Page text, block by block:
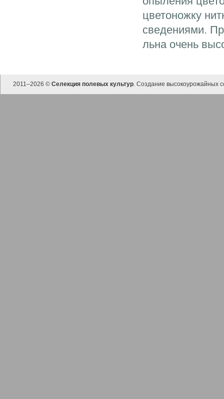
цветоножку
сведениями.
льна очень
2011–2026 © Селекция полевых культур. Создание высокоурожайных